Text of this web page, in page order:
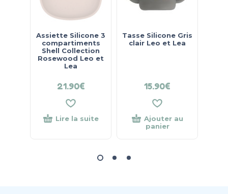
Assiette Silicone 3
compartiments
Shell Collection
Rosewood Leo et
Lea
21.90€
Lire la suite
Tasse Silicone Gris
clair Leo et Lea
15.90€
Ajouter au
panier